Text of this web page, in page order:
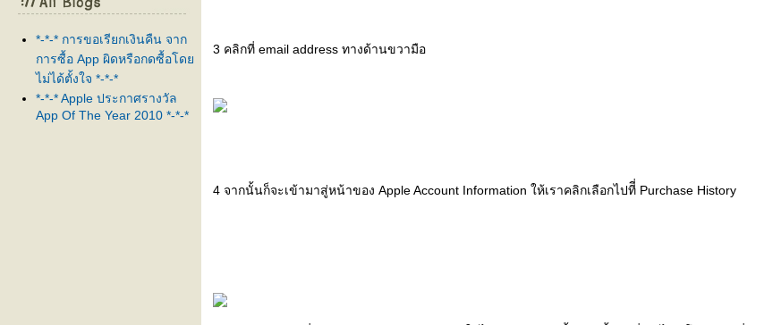
*-*-* การขอเรียกเงินคืน จาก
การซื้อ App ผิดหรือกดซื้อโด
ไม่ได้ตั้งใจ *-*-*
*-*-* Apple ประกาศรางวัล
App Of The Year 2010 *-*-*
3 คลิกที่ email address ทางด้านขวามือ
4 จากนั้นก็จะเข้ามาสู่หน้าของ Apple Account Information ให้เราคลิกเลือกไปทีี่ Purchase History